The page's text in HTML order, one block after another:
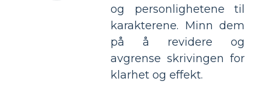
og personlighetene til
karakterene. Minn dem
på å revidere og
avgrense skrivingen for
klarhet og effekt.